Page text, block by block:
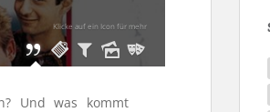
Klicke auf ein Icon für mehr
Und was kommt